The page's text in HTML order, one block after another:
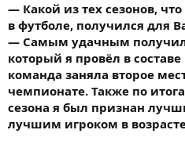
— Какой из тех сезонов,
в футболе, получился для
— Самым удачным
который я провёл в
команда заняла второе
чемпионате. Также по
сезона я был признан
лучшим игроком в